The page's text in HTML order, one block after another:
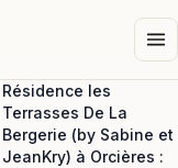
Résidence les
Terrasses De La
Bergerie (by Sabine et
JeanKry) à Orcières :